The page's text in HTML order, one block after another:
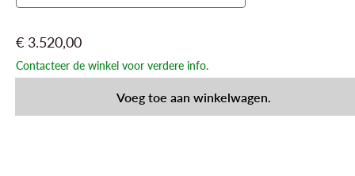
€ 3.520,00
Contacteer de winkel voor verdere info.
Voeg toe aan winkelwagen.